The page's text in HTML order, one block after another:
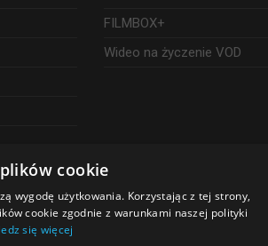
FILMBOX+
Wideo na życzenie VOD
cookie
wygodę użytkowania. Korzystając z tej strony,
cookie zgodnie z warunkami naszej polityki
się więcej